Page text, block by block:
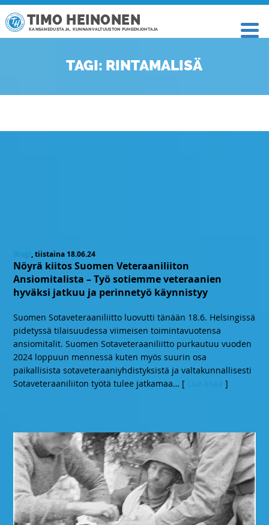
TIMO HEINONEN
KANSANEDUSTAJA, KUNNANVALTUUSTON PUHEENJOHTAJA
TAGI: RINTAMALISÄ
Blogi, tiistaina 18.06.24
Nöyrä kiitos Suomen Veteraaniliiton
Ansiomitalista – Työ sotiemme veteraanien
hyväksi jatkuu ja perinnetyö käynnistyy
Suomen Sotaveteraaniliitto luovutti tänään 18.6. Helsingissä
pidetyssä tilaisuudessa viimeisen toimintavuotensa
ansiomitalit. Suomen Sotaveteraaniliitto purkautuu vuoden
2024 loppuun mennessä kuten myös suurin osa
paikallisista sotaveteraaniyhdistyksistä ja valtakunnallisesti
Sotaveteraaniliiton työtä tulee jatkamaa… [ ]